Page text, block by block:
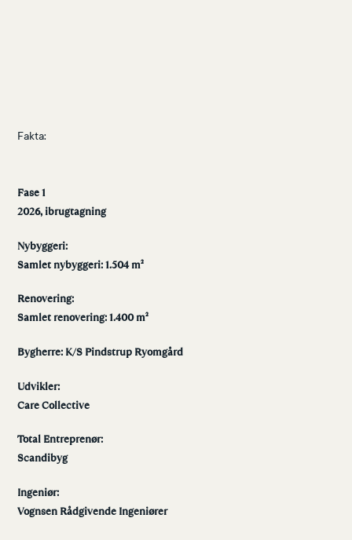
Fakta:
Fase 1
2026, ibrugtagning
Nybyggeri:
Samlet nybyggeri: 1.504 m²
Renovering:
Samlet renovering: 1.400 m²
Bygherre: K/S Pindstrup Ryomgård
Udvikler:
Care Collective
Total Entreprenør:
Scandibyg
Ingeniør:
Vognsen Rådgivende Ingeniører